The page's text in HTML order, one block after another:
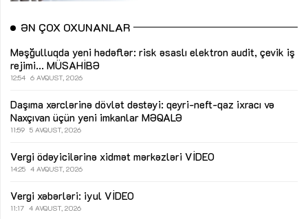
ƏN ÇOX OXUNANLAR
Məşğulluqda yeni hədəflər: risk əsaslı elektron audit, çevik iş
rejimi... MÜSAHİBƏ
12:54 6 AVQUST, 2026
Daşıma xərclərinə dövlət dəstəyi: qeyri-neft-qaz ixracı və
Naxçıvan üçün yeni imkanlar MƏQALƏ
11:59 5 AVQUST, 2026
Vergi ödəyicilərinə xidmət mərkəzləri VİDEO
14:25 4 AVQUST, 2026
Vergi xəbərləri: iyul VİDEO
11:17 4 AVQUST, 2026